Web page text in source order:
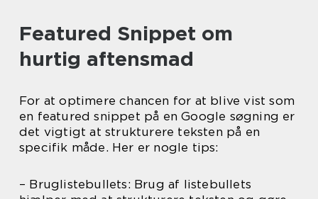
Featured Snippet om
hurtig aftensmad
For at optimere chancen for at blive vist som
en featured snippet på en Google søgning er
det vigtigt at strukturere teksten på en
specifik måde. Her er nogle tips:
– Bruglistebullets: Brug af listebullets